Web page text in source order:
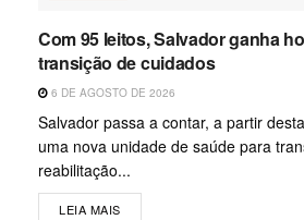
Com 95 leitos, Salvador ganha
transição de cuidados
6 DE AGOSTO DE 2026
Salvador passa a contar, a partir
uma nova unidade de saúde para
reabilitação...
LEIA MAIS